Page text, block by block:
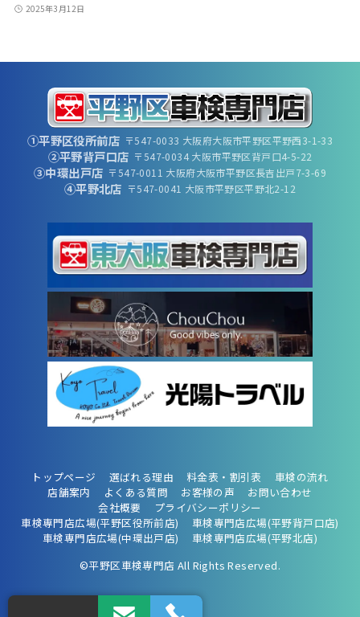
2025年3月12日
①平野区役所前店 〒547-0033 大阪府大阪市平野区平野西3-1-33
②平野背戸口店 〒547-0034 大阪市平野区背戸口4-5-22
③中環出戸店 〒547-0011 大阪府大阪市平野区長吉出戸7-3-69
④平野北店 〒547-0041 大阪市平野区平野北2-12
トップページ 選ばれる理由 料金表・割引表
車検の流れ
店舗案内
よくある質問 お客様の声
お問い合わせ
会社概要
プライバシーポリシー
車検専門店広場(平野区役所前店)
車検専門店広場(平野背戸口店)
車検専門店広場(中環出戸店)
車検専門店広場(平野北店)
©平野区車検専門店 All Rights Reserved.